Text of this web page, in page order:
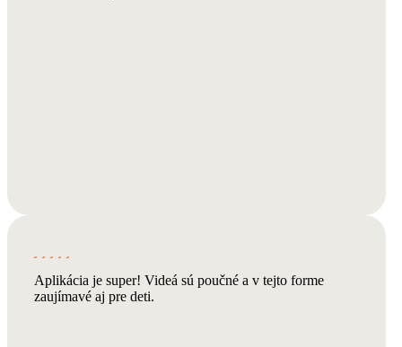
Aplikácia je super! Videá sú poučné a v tejto forme
zaujímavé aj pre deti.